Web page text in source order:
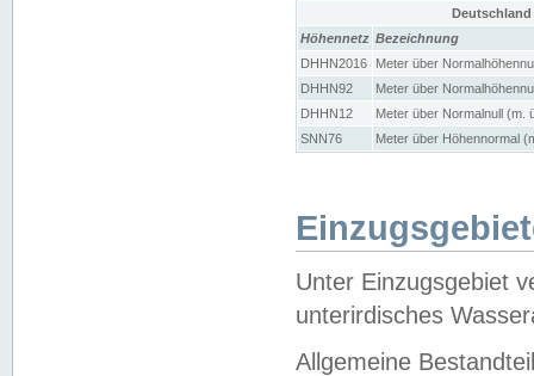
Höhennetz Bezeichnung
DHHN2016
Meter über
DHHN92
Meter über
DHHN12
Meter über Normalnull (m.
SNN76
Meter über Höhennormal
Unter Einzugsgebiet
unterirdisches
Allgemeine